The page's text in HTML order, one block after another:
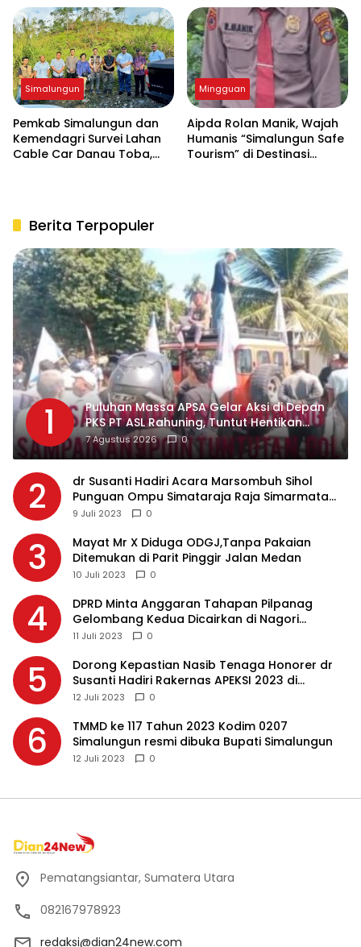
Penggerak Ekonomi dan
Pendidikan Karakter
Jadi Wirausahawan
Simalungun
Pemkab Simalungun dan
Kemendagri Survei Lahan
Cable Car Danau Toba,
Mingguan
Aipda Rolan Manik, Wajah
Humanis “Simalungun Safe
Tourism” di Destinasi
Berita Terpopuler
1
Puluhan Massa APSA Gelar Aksi di Depan
PKS PT ASL Rahuning, Tuntut Hentikan
Pembuangan Limbah ke Sungai Asahan
7 Agustus 2026 0
2
dr Susanti Hadiri Acara Marsombuh Sihol
Punguan Ompu Simataraja Raja Simarmata
Dohot Boruna Kota Siantar
9 Juli 2023 0
3
Mayat Mr X Diduga ODGJ,Tanpa Pakaian
Ditemukan di Parit Pinggir Jalan Medan
10 Juli 2023 0
4
DPRD Minta Anggaran Tahapan Pilpanag
Gelombang Kedua Dicairkan di Nagori
Masing-masing, Ini Alasannya…
11 Juli 2023 0
5
Dorong Kepastian Nasib Tenaga Honorer dr
Susanti Hadiri Rakernas APEKSI 2023 di
Makassar
12 Juli 2023 0
6
TMMD ke 117 Tahun 2023 Kodim 0207
Simalungun resmi dibuka Bupati Simalungun
12 Juli 2023 0
Pematangsiantar, Sumatera Utara
082167978923
redaksi@dian24new.com